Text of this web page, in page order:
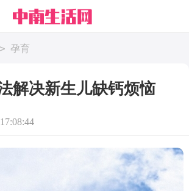
> 孕育
解决新生儿缺钙烦恼